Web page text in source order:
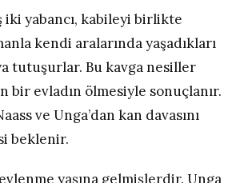
iki yabancı, kabileyi birlikte
kendi aralarında yaşadıkları
tutuşurlar. Bu kavga nesiller
bir evladın ölmesiyle sonuçlanır.
ve Unga’dan kan davasını
beklenir.
yaşına gelmişlerdir. Unga